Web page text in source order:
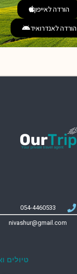
הורדה לאייפון
הורדה לאנדרואיד
054-4460533
nivashur@gmail.com
טיולים